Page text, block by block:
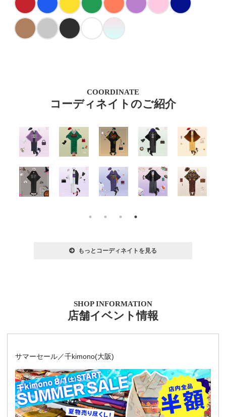
COORDINATE
コーディネイトのご紹介
もっとコーディネイトを見る
SHOP INFORMATION
店舗イベント情報
サマーセール／千kimono(大阪)